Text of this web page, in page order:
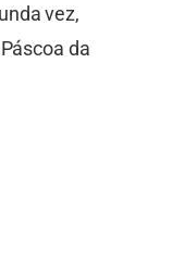
vez,
da